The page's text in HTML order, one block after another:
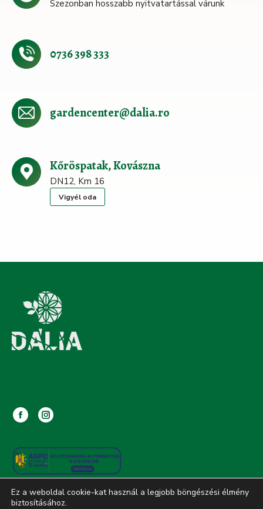
Szezonban hosszabb nyitvatartással várunk
0736 398 333
gardencenter@dalia.ro
Kőröspatak, Kovászna
DN12, Km 16
Vigyél oda
Facebook
opens
in
window
Instagram
opens
in
window
Ez a weboldal cookie-kat használ a legjobb böngészési élmény
biztosításához.